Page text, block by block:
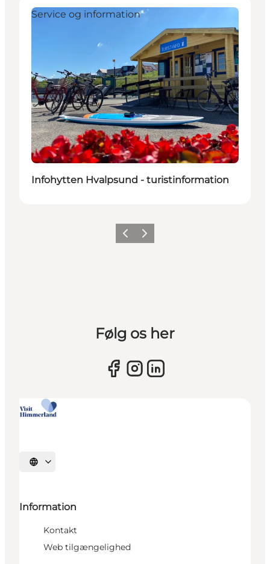
Service og information
Infohytten Hvalpsund - turistinformation
Forrige billede
Næste billede
Følg os her
Vælg sprog
Information
Kontakt
Web tilgængelighed